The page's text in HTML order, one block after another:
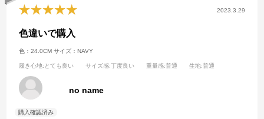
2023.3.29
色違いで購入
色：24.0CM サイズ：NAVY
履き心地:とても良い サイズ感:丁度良い 重量感:普通 生地:普通
no name